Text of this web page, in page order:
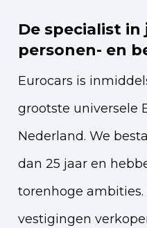
De specialist
personen- en
Eurocars is
grootste universele
Nederland. We
dan 25 jaar en
torenhoge ambities.
vestigingen